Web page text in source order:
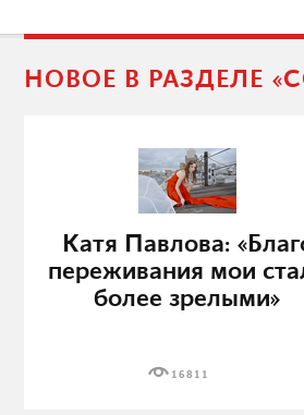
НОВОЕ В РАЗДЕЛЕ
Катя Павлова:
переживания мои
более зрелыми»
16811